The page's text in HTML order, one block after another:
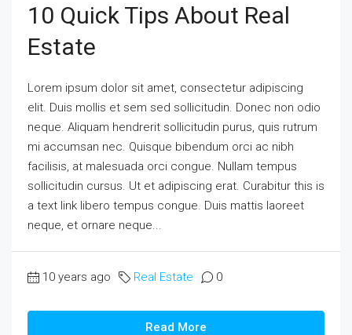
10 Quick Tips About Real
Estate
Lorem ipsum dolor sit amet, consectetur adipiscing
elit. Duis mollis et sem sed sollicitudin. Donec non odio
neque. Aliquam hendrerit sollicitudin purus, quis rutrum
mi accumsan nec. Quisque bibendum orci ac nibh
facilisis, at malesuada orci congue. Nullam tempus
sollicitudin cursus. Ut et adipiscing erat. Curabitur this is
a text link libero tempus congue. Duis mattis laoreet
neque, et ornare neque...
10 years ago Real Estate 0
Read More